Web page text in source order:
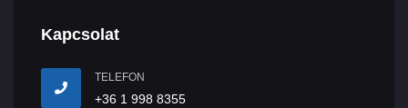
Kapcsolat
TELEFON
+36 1 998 8355